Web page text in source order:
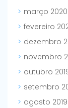
março 2020
fevereiro
dezembro
novembro
outubro
setembro
agosto 2019